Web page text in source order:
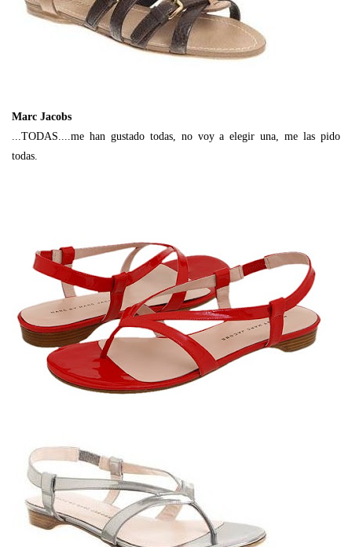
Marc Jacobs
...TODAS....me han gustado todas, no voy a elegir una, me las pido
todas.